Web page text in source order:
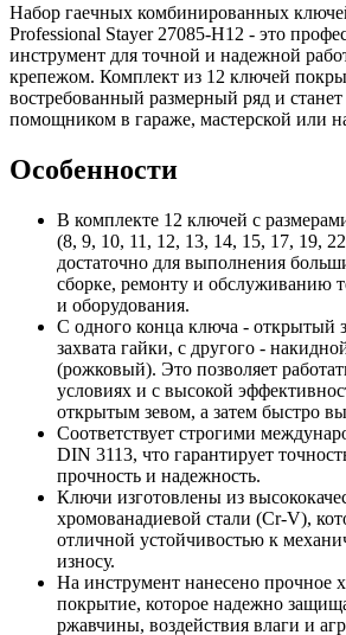
Набор гаечных комбинированных
Professional Stayer 27085-H12 - это
инструмент для точной и надежной
крепежом. Комплект из 12 ключей
востребованный размерный ряд и
помощником в гараже, мастерской или
Особенности
В комплекте 12 ключей с
(8, 9, 10, 11, 12, 13, 14, 15, 17, 19,
достаточно для выполнения
сборке, ремонту и обслуживанию
и оборудования.
С одного конца ключа - открытый
захвата гайки, с другого -
(рожковый). Это позволяет
условиях и с высокой
открытым зевом, а затем быстро
Соответствует строгими
DIN 3113, что гарантирует
прочность и надежность.
Ключи изготовлены из
хромованадиевой стали (Cr-V),
отличной устойчивостью к
износу.
На инструмент нанесено прочное
покрытие, которое надежно
ржавчины, воздействия влаги и